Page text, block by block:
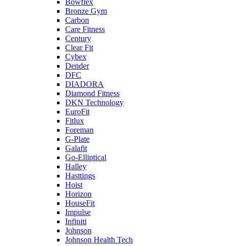
Bowflex
Bronze Gym
Carbon
Care Fitness
Century
Clear Fit
Cybex
Dender
DFC
DIADORA
Diamond Fitness
DKN Technology
EuroFit
Fitlux
Foreman
G-Plate
Galafit
Go-Elliptical
Halley
Hasttings
Hoist
Horizon
HouseFit
Impulse
Infiniti
Johnson
Johnson Health Tech